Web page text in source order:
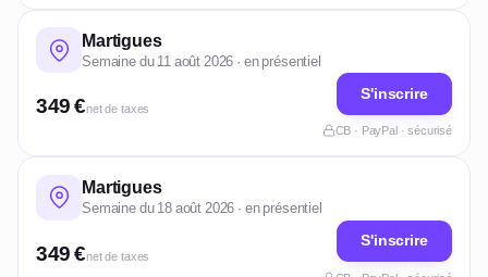
Martigues
Semaine du 11 août 2026 · en présentiel
349 €net de taxes
S'inscrire
CB · PayPal · sécurisé
Martigues
Semaine du 18 août 2026 · en présentiel
349 €net de taxes
S'inscrire